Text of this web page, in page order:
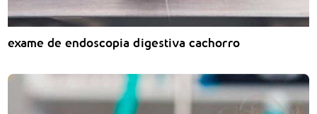
exame de endoscopia digestiva cachorro